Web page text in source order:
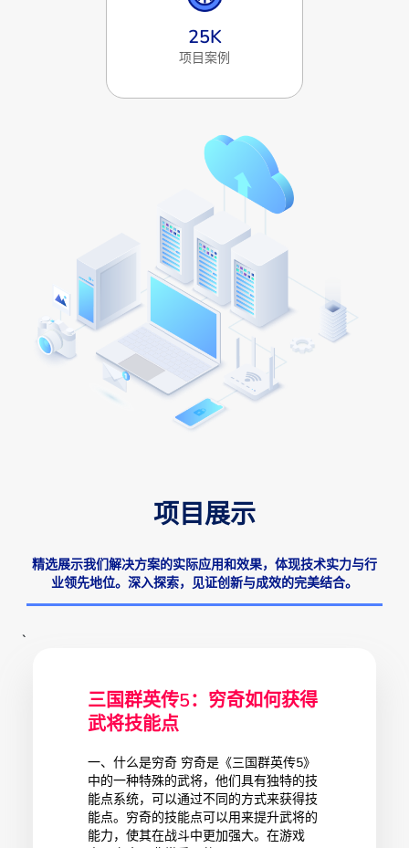
25K
项目案例
项目展示
精选展示我们解决方案的实际应用和效果，体现技术实力与行
业领先地位。深入探索，见证创新与成效的完美结合。
`
三国群英传5：穷奇如何获得
武将技能点
一、什么是穷奇 穷奇是《三国群英传5》
中的一种特殊的武将，他们具有独特的技
能点系统，可以通过不同的方式来获得技
能点。穷奇的技能点可以用来提升武将的
能力，使其在战斗中更加强大。在游戏